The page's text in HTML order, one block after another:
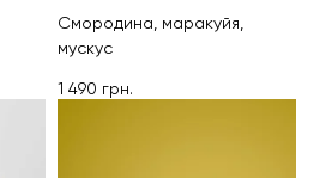
Смородина, маракуйя,
мускус
1 490 грн.